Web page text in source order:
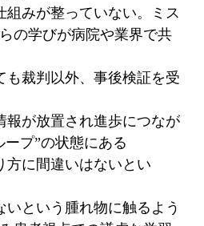
みが整っていない。ミス
の学びが病院や業界で共
裁判以外、事後検証を受
が放置され進歩につなが
ープ”の状態にある
に間違いはないとい
という腫れ物に触るよう